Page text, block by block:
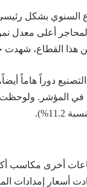
السنوي بشكل
هذا القطاع، شهدت
أخرى مكاسب أكثر